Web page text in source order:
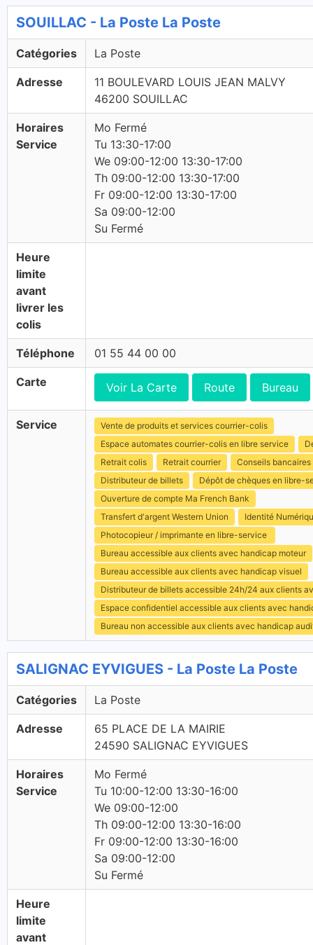
SOUILLAC - La Poste La Poste
Catégories La Poste
Adresse
11 BOULEVARD LOUIS JEAN MALVY
46200 SOUILLAC
Horaires
Service
Mo Fermé
Tu 13:30-17:00
We 09:00-12:00 13:30-17:00
Th 09:00-12:00 13:30-17:00
Fr 09:00-12:00 13:30-17:00
Sa 09:00-12:00
Su Fermé
Heure
limite
avant
livrer les
colis
Téléphone 01 55 44 00 00
Carte Voir La Carte Route Bureau
Service
Vente de produits et services courrier-colis
Espace automates courrier-colis en libre service
Retrait colis
Retrait courrier
Conseils bancaires
Distributeur de billets
Dépôt de chèques en libre-
Ouverture de compte Ma French Bank
Transfert d'argent Western Union
Identité
Photocopieur / imprimante en libre-service
Bureau accessible aux clients avec handicap moteur
Bureau accessible aux clients avec handicap visuel
Distributeur de billets accessible 24h/24 aux clients
Espace confidentiel accessible aux clients avec
Bureau non accessible aux clients avec handicap
SALIGNAC EYVIGUES - La Poste La Poste
Catégories La Poste
Adresse
65 PLACE DE LA MAIRIE
24590 SALIGNAC EYVIGUES
Horaires
Service
Mo Fermé
Tu 10:00-12:00 13:30-16:00
We 09:00-12:00
Th 09:00-12:00 13:30-16:00
Fr 09:00-12:00 13:30-16:00
Sa 09:00-12:00
Su Fermé
Heure
limite
avant